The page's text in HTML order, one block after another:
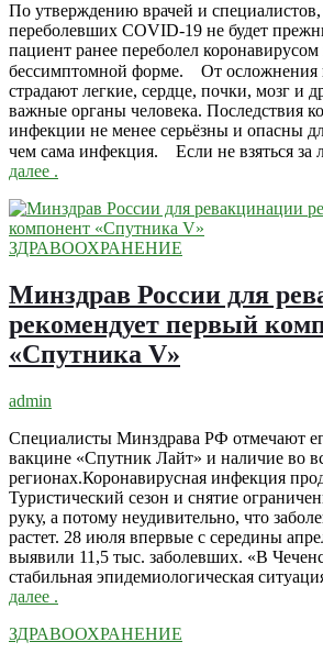
По утверждению врачей и специалистов,
переболевших COVID-19 не будет
пациент ранее переболел
бессимптомной форме. ⠀От осложнения
страдают легкие, сердце, почки, мозг и
важные органы человека. Последствия
инфекции не менее серьёзны и опасны
чем сама инфекция. ⠀Если не взяться
далее .
ЗДРАВООХРАНЕНИЕ
Минздрав России для
рекомендует первый
«Спутника V»
admin
Специалисты Минздрава РФ отмечают
вакцине «Спутник Лайт» и наличие во
регионах.Коронавирусная инфекция
Туристический сезон и снятие
руку, а потому неудивительно, что
растет. 28 июля впервые с середины
выявили 11,5 тыс. заболевших. «В
стабильная эпидемиологическая
далее .
ЗДРАВООХРАНЕНИЕ